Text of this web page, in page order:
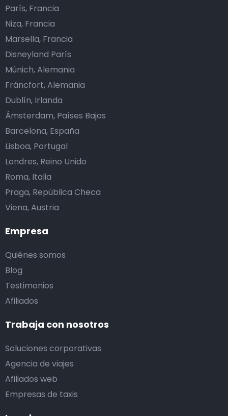
Empresa
Quiénes somos
Blog
Testimonios
Afiliados
Trabaja con nosotros
Soluciones corporativas
Agencia de viajes
Afiliados web
Empresas de taxis
París, Francia
Niza, Francia
Marsella, Francia
Disneyland París
Múnich, Alemania
Fráncfort, Alemania
Dublín, Irlanda
Ámsterdam, Países Bajos
Barcelona, España
Lisboa, Portugal
Londres, Reino Unido
Roma, Italia
Praga, República Checa
Viena, Austria